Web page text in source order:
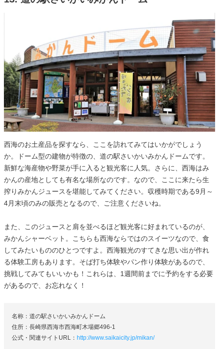
西海のお土産品を探すなら、ここを訪れてみてはいかがでしょう
か。ドーム型の建物が特徴の、道の駅さいかいみかんドームです。
新鮮な海産物や野菜が手に入ると観光客に人気。さらに、西海はみ
かんの産地としても有名な場所なのです。なので、ここに来たら生
搾りみかんジュースを堪能してみてください。収穫時期である9月～
4月末頃のみの販売となるので、ご注意くださいね。
また、このジュースと肩を並べるほど観光客に好まれているのが、
みかんシャーベット。こちらも西海ならではのスイーツなので、食
してみたいもののひとつですよ。西海観光のすてきな思い出が作れ
る体験工房もあります。そば打ち体験やパン作り体験があるので、
挑戦してみてもいいかも！これらは、1週間前までに予約をする必要
があるので、お忘れなく！
名称：道の駅さいかいみかんドーム
住所：長崎県西海市西海町木場郷496-1
公式・関連サイトURL： http://www.saikaicity.jp/mikan/